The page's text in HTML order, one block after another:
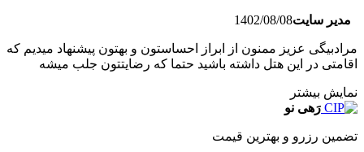
مدیر سایت1402/08/08
مرادبیگی عزیز ممنون از ابراز احساستون و بهتون پیشنهاد میدیم که
اقامتی در این هتل داشته باشید حتما که رضایتتون جلب میشه
نمایش بیشتر
رَهی نو
تضمین رزرو و بهترین قیمت